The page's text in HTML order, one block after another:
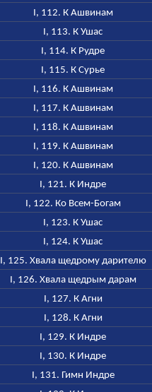
I, 112. К Ашвинам
I, 113. К Ушас
I, 114. К Рудре
I, 115. К Сурье
I, 116. К Ашвинам
I, 117. К Ашвинам
I, 118. К Ашвинам
I, 119. К Ашвинам
I, 120. К Ашвинам
I, 121. К Индре
I, 122. Ко Всем-Богам
I, 123. К Ушас
I, 124. К Ушас
I, 125. Хвала щедрому дарителю
I, 126. Хвала щедрым дарам
I, 127. К Агни
I, 128. К Агни
I, 129. К Индре
I, 130. К Индре
I, 131. Гимн Индре